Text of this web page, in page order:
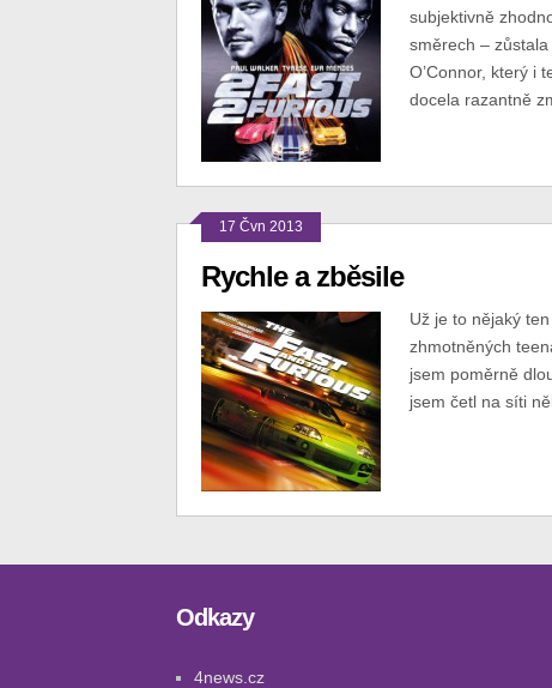
subjektivně
směrech –
O’Connor, který i
docela razantně
17 Čvn 2013
Rychle a zběsile
Už je to nějaký
zhmotněných
jsem poměrně
jsem četl na síti
Odkazy
4news.cz